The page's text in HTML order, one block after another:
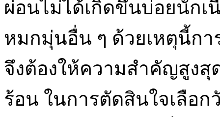
ผ่อนไม่ได้เกิดขึ้นบ่อยนักเ
หมกมุ่นอื่น ๆ ด้วยเหตุนี้กา
จึงต้องให้ความสำคัญสูง
ร้อน ในการตัดสินใจเลือ